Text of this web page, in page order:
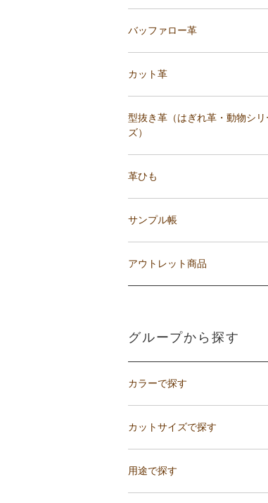
バッファロー革
カット革
型抜き革（はぎれ革・動物シリ
ズ）
革ひも
サンプル帳
アウトレット商品
グループから探す
カラーで探す
カットサイズで探す
用途で探す